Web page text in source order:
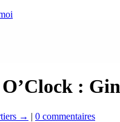
:
→ | 0 commentaires